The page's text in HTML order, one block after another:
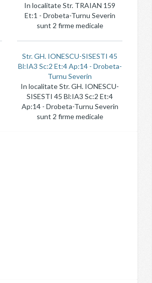
In localitate Str. TRAIAN 159
Et:1 - Drobeta-Turnu Severin
sunt 2 firme medicale
Str. GH. IONESCU-SISESTI 45
Bl:IA3 Sc:2 Et:4 Ap:14 - Drobeta-
Turnu Severin
In localitate Str. GH. IONESCU-
SISESTI 45 Bl:IA3 Sc:2 Et:4
Ap:14 - Drobeta-Turnu Severin
sunt 2 firme medicale